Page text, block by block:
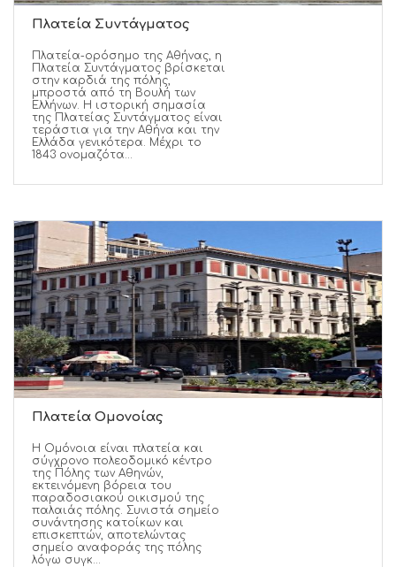
Πλατεία Συντάγματος
Πλατεία-ορόσημο της Αθήνας, η
Πλατεία Συντάγματος βρίσκεται
στην καρδιά της πόλης,
μπροστά από τη Βουλή των
Ελλήνων. Η ιστορική σημασία
της Πλατείας Συντάγματος είναι
τεράστια για την Αθήνα και την
Ελλάδα γενικότερα. Μέχρι το
1843 ονομαζότα...
Πλατεία Ομονοίας
Η Ομόνοια είναι πλατεία και
σύγχρονο πολεοδομικό κέντρο
της Πόλης των Αθηνών,
εκτεινόμενη βόρεια του
παραδοσιακού οικισμού της
παλαιάς πόλης. Συνιστά σημείο
συνάντησης κατοίκων και
επισκεπτών, αποτελώντας
σημείο αναφοράς της πόλης
λόγω συγκ...